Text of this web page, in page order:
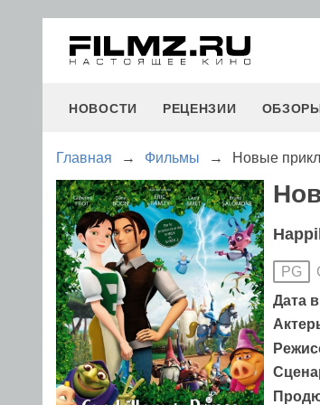
НОВОСТИ РЕЦЕНЗИИ
Главная → Фильмы → Новые
PG
Дата